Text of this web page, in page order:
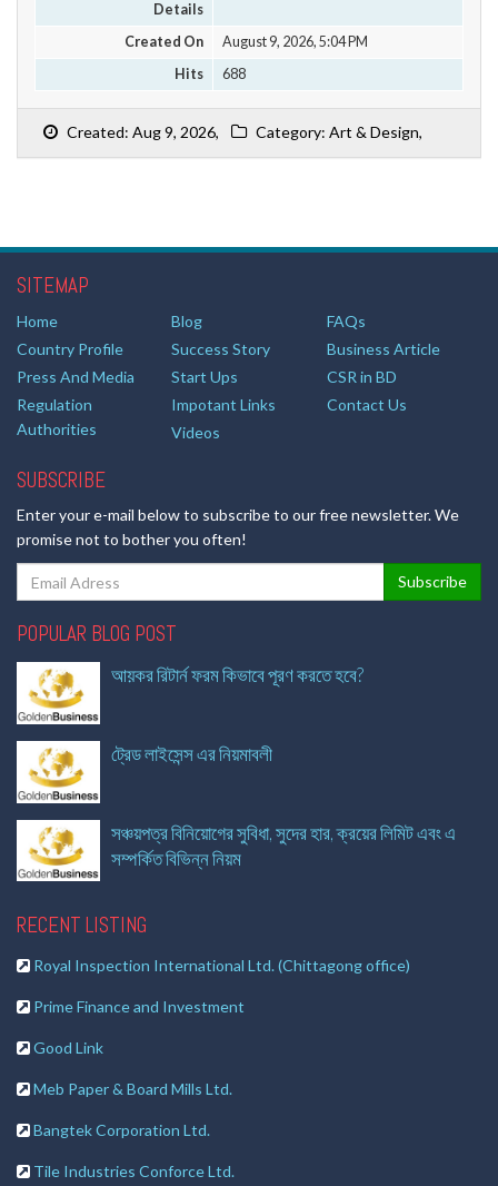
Details
Created On
August 9, 2026, 5:04 PM
Hits
688
Created: Aug 9, 2026, Category: Art & Design,
SITEMAP
Home Blog
FAQs
Country Profile
Success Story
Business Article
Press And Media
Start Ups
CSR in BD
Regulation
Authorities
Impotant Links
Contact Us
Videos
SUBSCRIBE
Enter your e-mail below to subscribe to our free newsletter. We
promise not to bother you often!
POPULAR BLOG POST
আয়কর রিটার্ন ফরম কিভাবে পূরণ করতে হবে?
ট্রেড লাইসেন্স এর নিয়মাবলী
সঞ্চয়পত্র বিনিয়োগের সুবিধা, সুদের হার, ক্রয়ের লিমিট এবং এ
সম্পর্কিত বিভিন্ন নিয়ম
RECENT LISTING
Royal Inspection International Ltd. (Chittagong office)
Prime Finance and Investment
Good Link
Meb Paper & Board Mills Ltd.
Bangtek Corporation Ltd.
Tile Industries Conforce Ltd.